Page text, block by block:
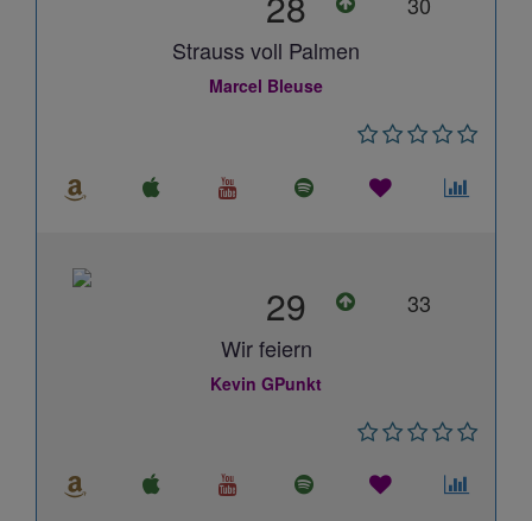
Strauss voll Palmen
Marcel Bleuse
29
33
Wir feiern
Kevin GPunkt